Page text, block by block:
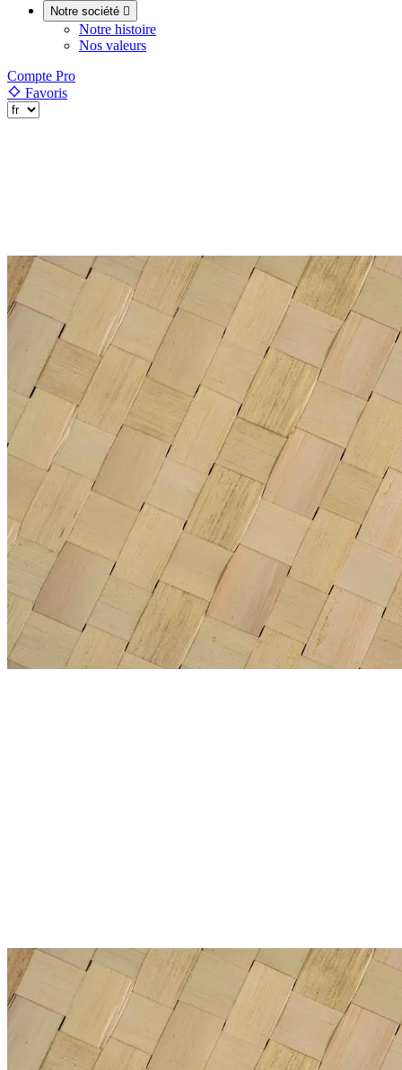
Notre société 
Notre histoire
Nos valeurs
Compte Pro
Favoris